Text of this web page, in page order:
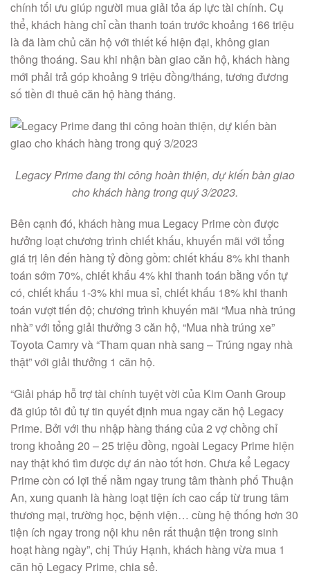
chính tối ưu giúp người mua giải tỏa áp lực tài chính. Cụ
thể, khách hàng chỉ cần thanh toán trước khoảng 166 triệu
là đã làm chủ căn hộ với thiết kế hiện đại, không gian
thông thoáng. Sau khi nhận bàn giao căn hộ, khách hàng
mới phải trả góp khoảng 9 triệu đồng/tháng, tương đương
số tiền đi thuê căn hộ hàng tháng.
Legacy Prime đang thi công hoàn thiện, dự kiến bàn giao
cho khách hàng trong quý 3/2023.
Bên cạnh đó, khách hàng mua Legacy Prime còn được
hưởng loạt chương trình chiết khấu, khuyến mãi với tổng
giá trị lên đến hàng tỷ đồng gồm: chiết khấu 8% khi thanh
toán sớm 70%, chiết khấu 4% khi thanh toán bằng vốn tự
có, chiết khấu 1-3% khi mua sỉ, chiết khấu 18% khi thanh
toán vượt tiến độ; chương trình khuyến mãi “Mua nhà trúng
nhà” với tổng giải thưởng 3 căn hộ, “Mua nhà trúng xe”
Toyota Camry và “Tham quan nhà sang – Trúng ngay nhà
thật” với giải thưởng 1 căn hộ.
“Giải pháp hỗ trợ tài chính tuyệt vời của Kim Oanh Group
đã giúp tôi đủ tự tin quyết định mua ngay căn hộ Legacy
Prime. Bởi với thu nhập hàng tháng của 2 vợ chồng chỉ
trong khoảng 20 – 25 triệu đồng, ngoài Legacy Prime hiện
nay thật khó tìm được dự án nào tốt hơn. Chưa kể Legacy
Prime còn có lợi thế nằm ngay trung tâm thành phố Thuận
An, xung quanh là hàng loạt tiện ích cao cấp từ trung tâm
thương mại, trường học, bệnh viện… cùng hệ thống hơn 30
tiện ích ngay trong nội khu nên rất thuận tiện trong sinh
hoạt hàng ngày”, chị Thúy Hạnh, khách hàng vừa mua 1
căn hộ Legacy Prime, chia sẻ.